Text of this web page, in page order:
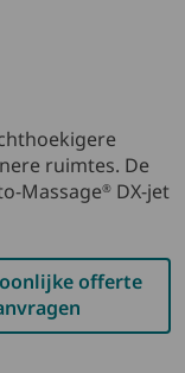
ruimtes. De
Massage® DX-jet
offerte